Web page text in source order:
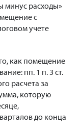
минус расходы»
с
учете
как помещение
пп. 1 п. 3 ст.
расчета за
которую
до конца